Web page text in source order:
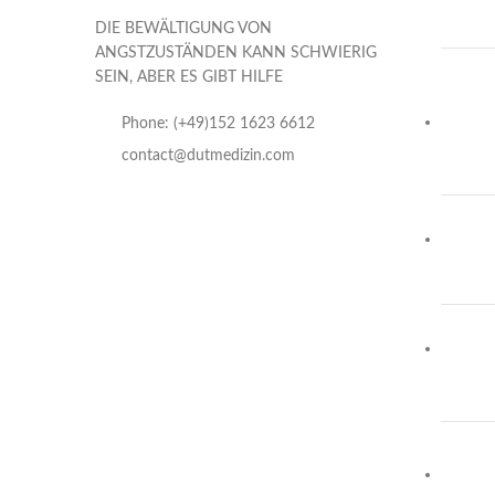
DIE BEWÄLTIGUNG VON
ANGSTZUSTÄNDEN KANN SCHWIERIG
SEIN, ABER ES GIBT HILFE
Phone: (+49)152 1623 6612
contact@dutmedizin.com